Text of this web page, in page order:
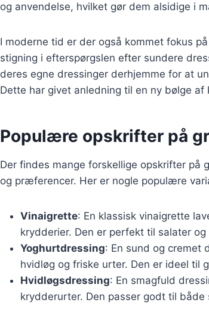
og anvendelse, hvilket gør dem alsidige i
I moderne tid er der også kommet fokus
stigning i efterspørgslen efter sundere
deres egne dressinger derhjemme for at
Dette har givet anledning til en ny bølge
Populære opskrifter på
Der findes mange forskellige opskrifter på
og præferencer. Her er nogle populære
Vinaigrette: En klassisk vinaigrette
krydderier. Den er perfekt til salater
Yoghurtdressing: En sund og cremet
hvidløg og friske urter. Den er ideel til
Hvidløgsdressing: En smagfuld
krydderurter. Den passer godt til både